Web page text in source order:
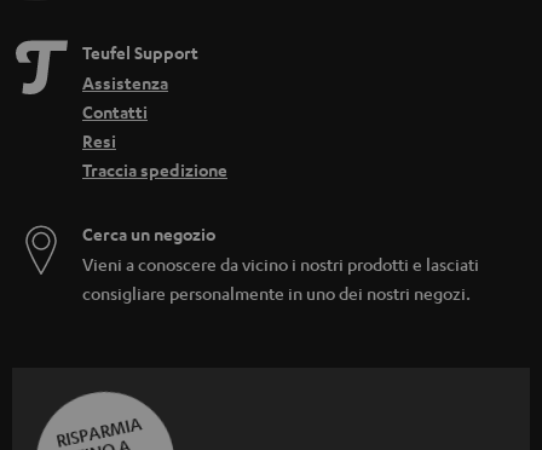
Teufel Support
Assistenza
Contatti
Resi
Traccia spedizione
Cerca un negozio
Vieni a conoscere da vicino i nostri prodotti e lasciati
consigliare personalmente in uno dei nostri negozi.
RISPARMIA